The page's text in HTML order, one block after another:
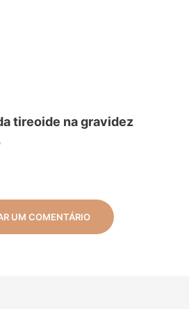
tireoide na gravidez
UM COMENTÁRIO